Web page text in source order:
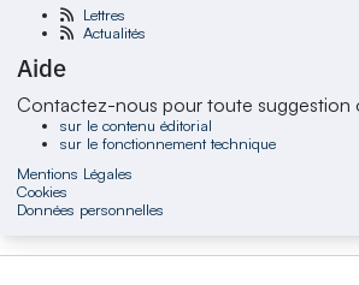
Lettres
Actualités
Aide
Contactez-nous pour toute suggestion
sur le contenu éditorial
sur le fonctionnement technique
Mentions Légales
Cookies
Données personnelles